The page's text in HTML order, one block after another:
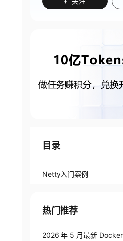
目录
Netty入门案例
热门推荐
2026 年 5 月最新